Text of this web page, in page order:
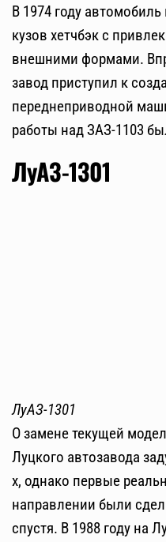
В 1974 году
кузов хетчбэк с
внешними формами.
завод приступил к
переднеприводной
работы над ЗАЗ-1103
ЛуАЗ-1301
ЛуАЗ-1301
О замене текущей
Луцкого автозавода
х, однако первые
направлении были
спустя. В 1988 году на